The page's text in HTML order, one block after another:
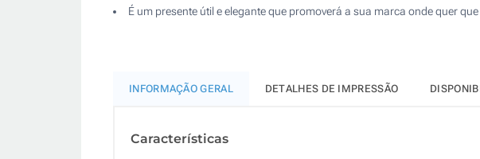
É um presente útil e elegante que promoverá a sua marca onde quer
INFORMAÇÃO GERAL DETALHES DE IMPRESSÃO
Características